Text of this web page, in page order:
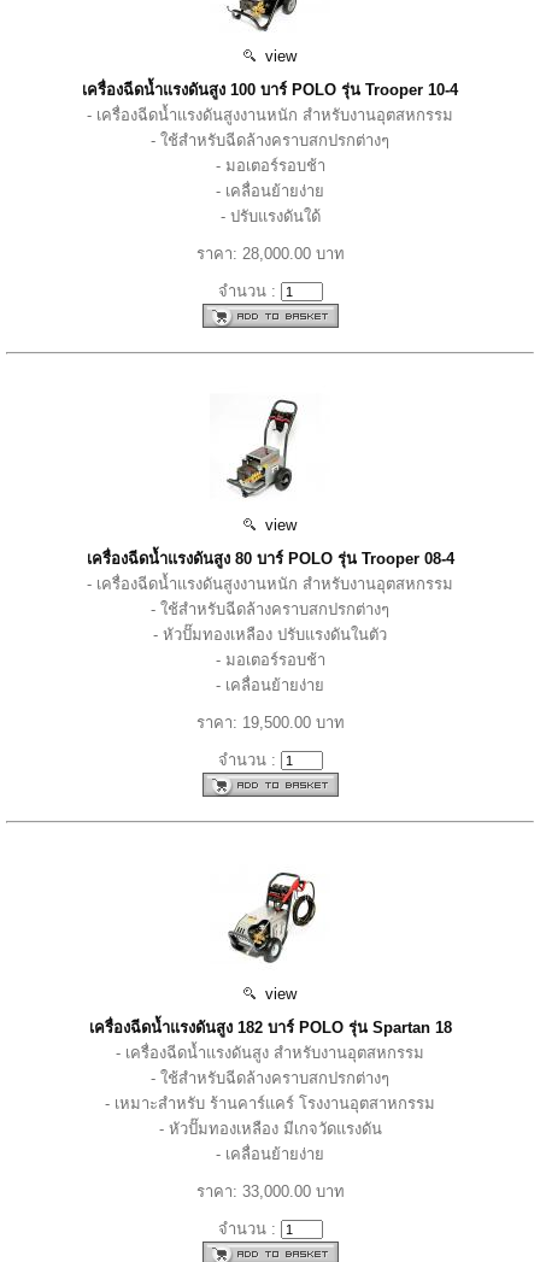
view
เครื่องฉีดน้ำแรงดันสูง 100 บาร์ POLO รุ่น Trooper 10-4
- เครื่องฉีดน้ำแรงดันสูงงานหนัก สำหรับงานอุตสหกรรม
- ใช้สำหรับฉีดล้างคราบสกปรกต่างๆ
- มอเตอร์รอบช้า
- เคลื่อนย้ายง่าย
- ปรับแรงดันใด้
ราคา: 28,000.00 บาท
จำนวน :
view
เครื่องฉีดน้ำแรงดันสูง 80 บาร์ POLO รุ่น Trooper 08-4
- เครื่องฉีดน้ำแรงดันสูงงานหนัก สำหรับงานอุตสหกรรม
- ใช้สำหรับฉีดล้างคราบสกปรกต่างๆ
- หัวปั๊มทองเหลือง ปรับแรงดันในตัว
- มอเตอร์รอบช้า
- เคลื่อนย้ายง่าย
ราคา: 19,500.00 บาท
จำนวน :
view
เครื่องฉีดน้ำแรงดันสูง 182 บาร์ POLO รุ่น Spartan 18
- เครื่องฉีดน้ำแรงดันสูง สำหรับงานอุตสหกรรม
- ใช้สำหรับฉีดล้างคราบสกปรกต่างๆ
- เหมาะสำหรับ ร้านคาร์แคร์ โรงงานอุตสาหกรรม
- หัวปั๊มทองเหลือง มีเกจวัดแรงดัน
- เคลื่อนย้ายง่าย
ราคา: 33,000.00 บาท
จำนวน :